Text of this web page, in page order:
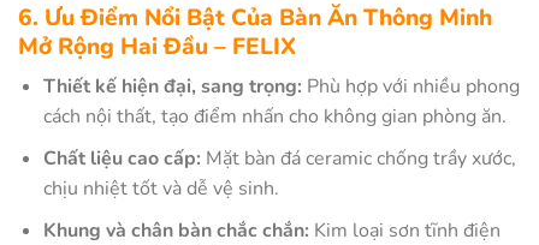
6. Ưu Điểm Nổi Bật Của Bàn Ăn Thông Minh
Mở Rộng Hai Đầu – FELIX
Thiết kế hiện đại, sang trọng: Phù hợp với nhiều phong
cách nội thất, tạo điểm nhấn cho không gian phòng ăn.
Chất liệu cao cấp: Mặt bàn đá ceramic chống trầy xước,
chịu nhiệt tốt và dễ vệ sinh.
Khung và chân bàn chắc chắn: Kim loại sơn tĩnh điện